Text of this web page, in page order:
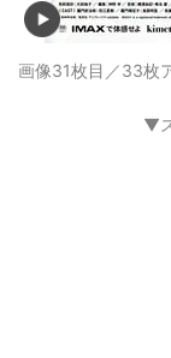
画像31枚目／33枚
▼